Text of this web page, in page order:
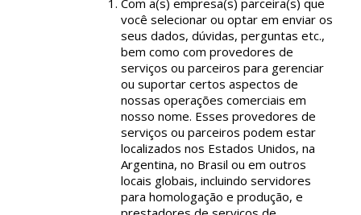
Com a(s) empresa(s) parceira(s) que
você selecionar ou optar em enviar os
seus dados, dúvidas, perguntas etc.,
bem como com provedores de
serviços ou parceiros para gerenciar
ou suportar certos aspectos de
nossas operações comerciais em
nosso nome. Esses provedores de
serviços ou parceiros podem estar
localizados nos Estados Unidos, na
Argentina, no Brasil ou em outros
locais globais, incluindo servidores
para homologação e produção, e